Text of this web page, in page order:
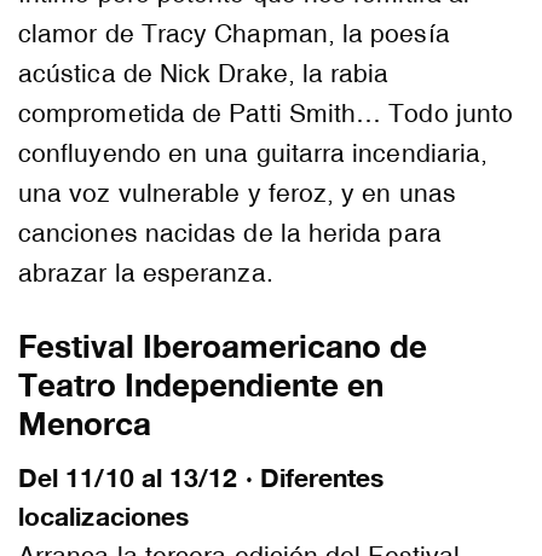
clamor de Tracy Chapman, la poesía
acústica de Nick Drake, la rabia
comprometida de Patti Smith… Todo junto
confluyendo en una guitarra incendiaria,
una voz vulnerable y feroz, y en unas
canciones nacidas de la herida para
abrazar la esperanza.
Festival Iberoamericano de
Teatro Independiente en
Menorca
Del 11/10 al 13/12 · Diferentes
localizaciones